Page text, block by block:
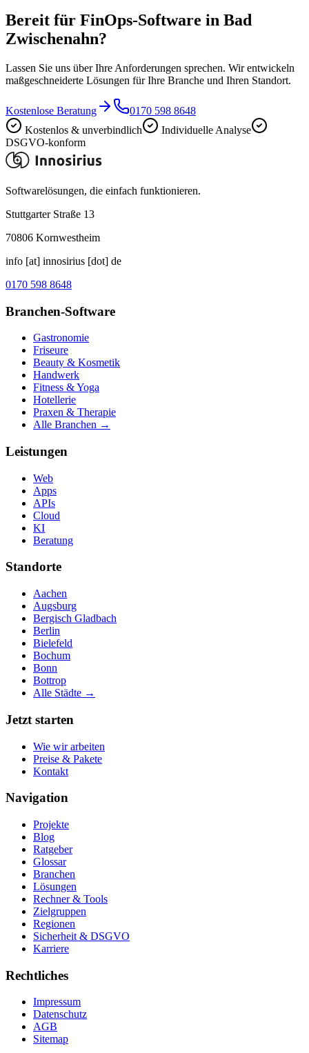
Bereit für FinOps-Software in Bad
Zwischenahn?
Lassen Sie uns über Ihre Anforderungen sprechen. Wir entwickeln
maßgeschneiderte Lösungen für Ihre Branche und Ihren Standort.
Kostenlose Beratung
0170 598 8648
Kostenlos & unverbindlich
Individuelle Analyse
DSGVO-konform
Softwarelösungen, die einfach funktionieren.
Stuttgarter Straße 13
70806 Kornwestheim
info [at] innosirius [dot] de
0170 598 8648
Branchen-Software
Gastronomie
Friseure
Beauty & Kosmetik
Handwerk
Fitness & Yoga
Hotellerie
Praxen & Therapie
Alle Branchen →
Leistungen
Web
Apps
APIs
Cloud
KI
Beratung
Standorte
Aachen
Augsburg
Bergisch Gladbach
Berlin
Bielefeld
Bochum
Bonn
Bottrop
Alle Städte →
Jetzt starten
Wie wir arbeiten
Preise & Pakete
Kontakt
Navigation
Projekte
Blog
Ratgeber
Glossar
Branchen
Lösungen
Rechner & Tools
Zielgruppen
Regionen
Sicherheit & DSGVO
Karriere
Rechtliches
Impressum
Datenschutz
AGB
Sitemap